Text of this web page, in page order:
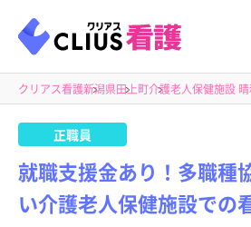
クリアス看護新潟県田上町介護老人保健施設
正職員
就職支援金あり！多職種
い介護老人保健施設での